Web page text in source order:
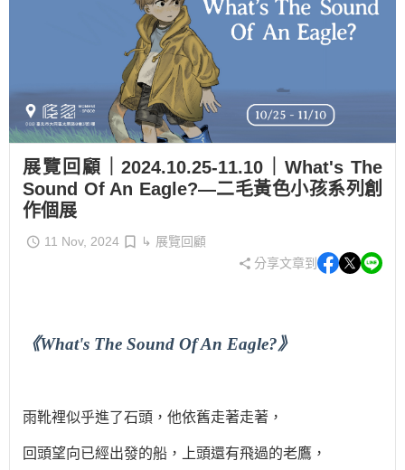
展覽回顧｜2024.10.25-11.10｜What's The
Sound Of An Eagle?—二毛黃色小孩系列創
作個展
11 Nov, 2024
↳ 展覽回顧
分享文章到
《What's The Sound Of An Eagle?》
雨靴裡似乎進了石頭，他依舊走著走著，
回頭望向已經出發的船，上頭還有飛過的老鷹，